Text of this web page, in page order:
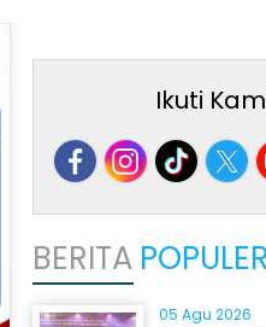
Ikuti
BERITA POPULER
05 Agu 2026